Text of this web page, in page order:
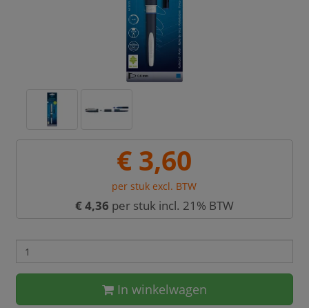
€ 3,60
per stuk excl. BTW
€ 4,36 per stuk incl. 21% BTW
In winkelwagen